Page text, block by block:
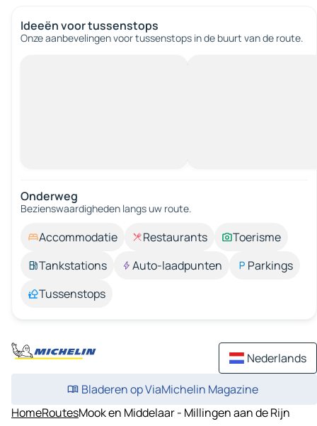
Ideeën voor tussenstops
Onze aanbevelingen voor tussenstops in de buurt van de route.
Onderweg
Bezienswaardigheden langs uw route.
Accommodatie Restaurants
Toerisme
Tankstations
Auto-laadpunten
Parkings
Tussenstops
Nederlands
Bladeren op ViaMichelin Magazine
HomeRoutesMook en Middelaar - Millingen aan de Rijn